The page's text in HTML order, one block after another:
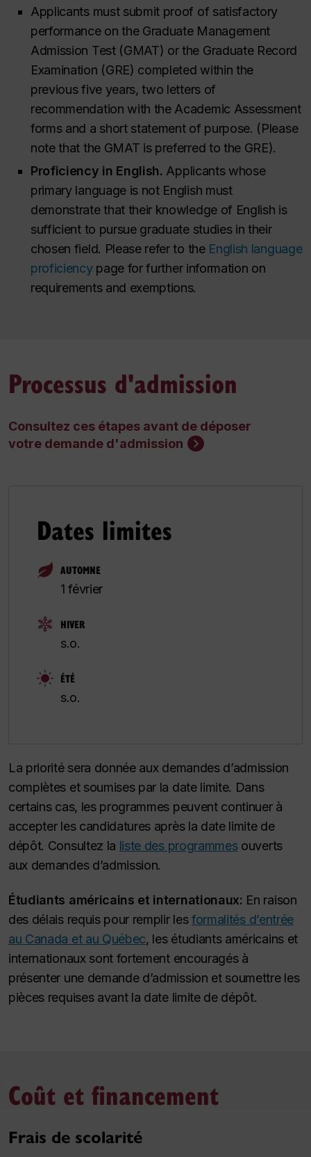
Applicants must submit proof of satisfactory
performance on the Graduate Management
Admission Test (GMAT) or the Graduate Record
Examination (GRE) completed within the
previous five years, two letters of
recommendation with the Academic Assessment
forms and a short statement of purpose. (Please
note that the GMAT is preferred to the GRE).
Proficiency in English. Applicants whose
primary language is not English must
demonstrate that their knowledge of English is
sufficient to pursue graduate studies in their
chosen field. Please refer to the English language
proficiencypage for further information on
requirements and exemptions.
Processus d'admission
Consultez ces étapes avant de déposer
votre demande d'admission
Dates limites
AUTOMNE
1 février
HIVER
s.o.
ÉTÉ
s.o.
La priorité sera donnée aux demandes d’admission
complètes et soumises par la date limite. Dans
certains cas, les programmes peuvent continuer à
accepter les candidatures après la date limite de
dépôt. Consultez la liste des programmesouverts
aux demandes d’admission.
Étudiants américains et internationaux: En raison
des délais requis pour remplir lesformalités d’entrée
au Canada et au Québec, les étudiants américains et
internationaux sont fortement encouragés à
présenter une demande d’admission et soumettre les
pièces requises avant la date limite de dépôt.
Coût et financement
Frais de scolarité